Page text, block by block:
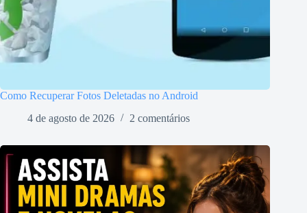
Como Recuperar Fotos Deletadas no Android
4 de agosto de 2026
2 comentários